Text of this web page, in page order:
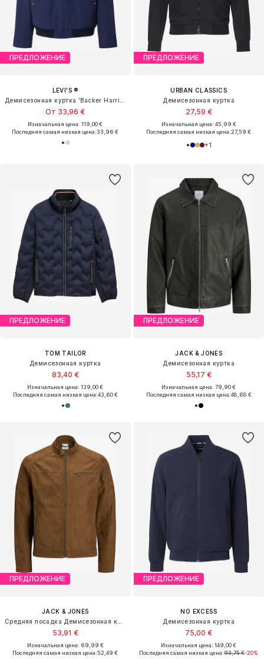
ПРЕДЛОЖЕНИЕ
LEVI'S ®
От 33,96 €
Изначальная цена: 119,00 €
Последняя самая низкая цена:33,96 €
ПРЕДЛОЖЕНИЕ
URBAN CLASSICS
Демисезонная куртка
27,59 €
Изначальная цена: 45,99 €
Последняя самая низкая цена:27,59 €
+1
ПРЕДЛОЖЕНИЕ
TOM TAILOR
Демисезонная куртка
83,40 €
Изначальная цена: 139,00 €
Последняя самая низкая цена:43,60 €
ПРЕДЛОЖЕНИЕ
JACK & JONES
Демисезонная куртка
55,17 €
Изначальная цена: 79,90 €
Последняя самая низкая цена:48,68 €
ПРЕДЛОЖЕНИЕ
JACK & JONES
53,91 €
Изначальная цена: 69,99 €
Последняя самая низкая цена:52,49 €
ПРЕДЛОЖЕНИЕ
NO EXCESS
Демисезонная куртка
75,00 €
Изначальная цена: 149,00 €
Последняя самая низкая цена:93,75 €-20%